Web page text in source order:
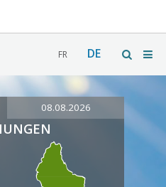
FR DE
08.08.2026